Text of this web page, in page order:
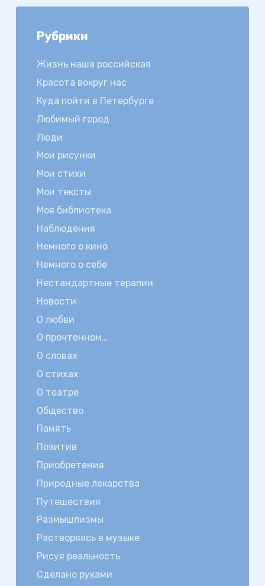
Рубрики
Жизнь наша российская
Красота вокруг нас
Куда пойти в Петербурге
Любимый город
Люди
Мои рисунки
Мои стихи
Мои тексты
Моя библиотека
Наблюдения
Немного о кино
Немного о себе
Нестандартные терапии
Новости
О любви
О прочтенном…
О словах
О стихах
О театре
Общество
Память
Позитив
Приобретения
Природные лекарства
Путешествия
Размышлизмы
Растворяясь в музыке
Рисуя реальность
Сделано руками